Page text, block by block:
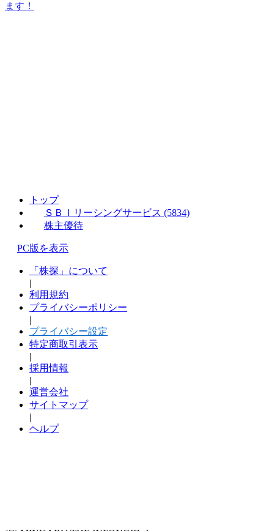
ます！
トップ
ＳＢＩリーシングサービス (5834)
株主優待
PC版を表示
「株探」について
|
利用規約
プライバシーポリシー
|
プライバシー設定
特定商取引表示
|
採用情報
|
運営会社
サイトマップ
|
ヘルプ